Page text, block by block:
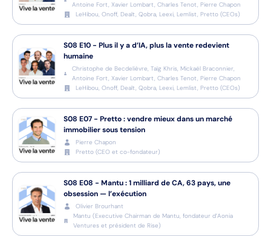
Antoine Fort, Xavier Lombart, Charles Tenot, Pierre Chapon
LeHibou, Onoff, Dealt, Qobra, Leexi, Lemlist, Pretto (CEOs)
S08 E10 - Plus il y a d’IA, plus la vente redevient
humaine
Christophe de Becdelièvre, Taïg Khris, Mickaël Braconnier,
Antoine Fort, Xavier Lombart, Charles Tenot, Pierre Chapon
LeHibou, Onoff, Dealt, Qobra, Leexi, Lemlist, Pretto (CEOs)
S08 E07 - Pretto : vendre mieux dans un marché
immobilier sous tension
Pierre Chapon
Pretto (CEO et co-fondateur)
S08 E08 - Mantu : 1 milliard de CA, 63 pays, une
obsession — l’exécution
Olivier Brourhant
Mantu (Executive Chairman de Mantu, fondateur d’Aonia
Ventures et président de Rise)